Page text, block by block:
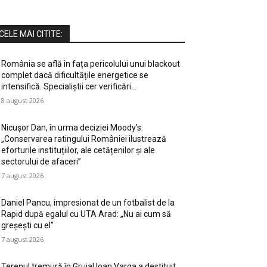
MAI CITITE:
România se află în fața pericolului unui blackout
complet dacă dificultățile energetice se
intensifică. Specialiștii cer verificări…
8 august 2026
Nicușor Dan, în urma deciziei Moody’s:
„Conservarea ratingului României ilustrează
eforturile instituțiilor, ale cetățenilor și ale
sectorului de afaceri”
7 august 2026
Daniel Pancu, impresionat de un fotbalist de la
Rapid după egalul cu UTA Arad: „Nu ai cum să
greșești cu el”
7 august 2026